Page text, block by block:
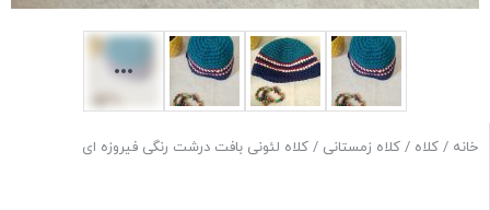
خانه / کلاه / کلاه زمستانی / کلاه لئونی بافت درشت رنگی فیروزه ای